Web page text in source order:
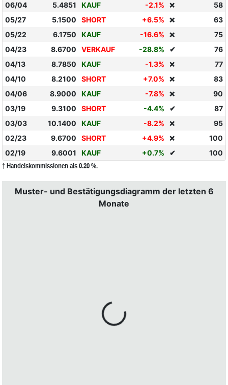
06/04
5.4851 KAUF -2.1% ❌
58
05/27
5.1500 SHORT +6.5% ❌
63
05/22
6.1750 KAUF -16.6% ❌
75
04/23
8.6700 VERKAUF -28.8% ✔
76
04/13
8.7850 KAUF -1.3% ❌
77
04/10
8.2100 SHORT +7.0% ❌
83
04/06
8.9000 KAUF -7.8% ❌
90
03/19
9.3100 SHORT -4.4% ✔
87
03/03
10.1400 KAUF -8.2% ❌
95
02/23
9.6700 SHORT +4.9% ❌
100
02/19
9.6001 KAUF +0.7% ✔ 100
† Handelskommissionen als 0.20 %.
Muster- und Bestätigungsdiagramm der letzten 6
Monate